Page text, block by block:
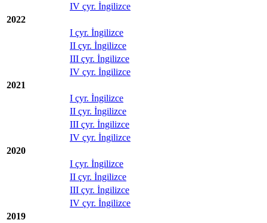
IV çyr. İngilizce
2022
I çyr. İngilizce
II çyr. İngilizce
III çyr. İngilizce
IV çyr. İngilizce
2021
I çyr. İngilizce
II çyr. İngilizce
III çyr. İngilizce
IV çyr. İngilizce
2020
I çyr. İngilizce
II çyr. İngilizce
III çyr. İngilizce
IV çyr. İngilizce
2019